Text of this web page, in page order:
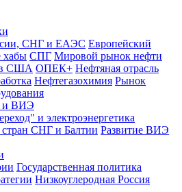
СНГ и ЕАЭС Европейский
хабы СПГ Мировой рынок нефти
в США ОПЕК+ Нефтяная отрасль
Нефтегазохимия Рынок
и ВИЭ
и электроэнергетика
стран СНГ и Балтии Развитие ВИЭ
Государственная политика
Низкоуглеродная Россия